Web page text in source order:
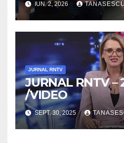
IUN. 2, 2026
JURNAL RNTV
JURNAL RNTV –
/VIDEO
SEPT. 30, 2025